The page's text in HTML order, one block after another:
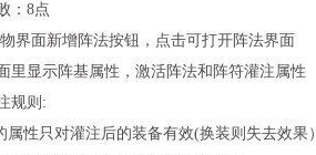
8点
面新增阵法按钮，点击可打开阵法界面
显示阵基属性，激活阵法和阵符灌注属性
则:
只对灌注后的装备有效(换装则失去效果）